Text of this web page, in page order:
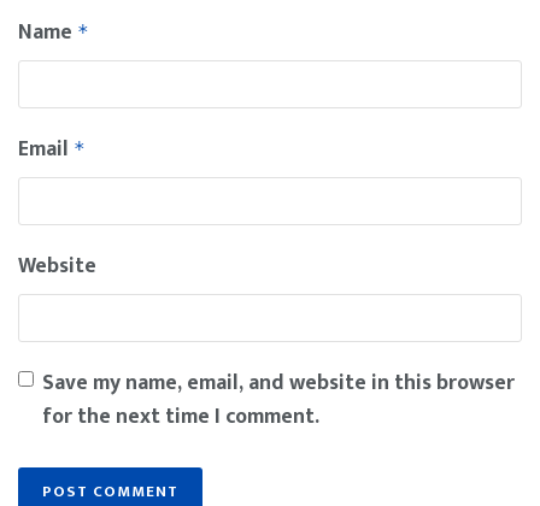
Name *
Email *
Website
Save my name, email, and website in this browser
for the next time I comment.